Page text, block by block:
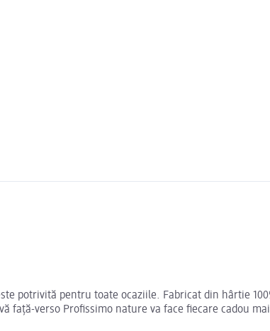
potrivită pentru toate ocaziile. Fabricat din hârtie
față-verso Profissimo nature va face fiecare cadou